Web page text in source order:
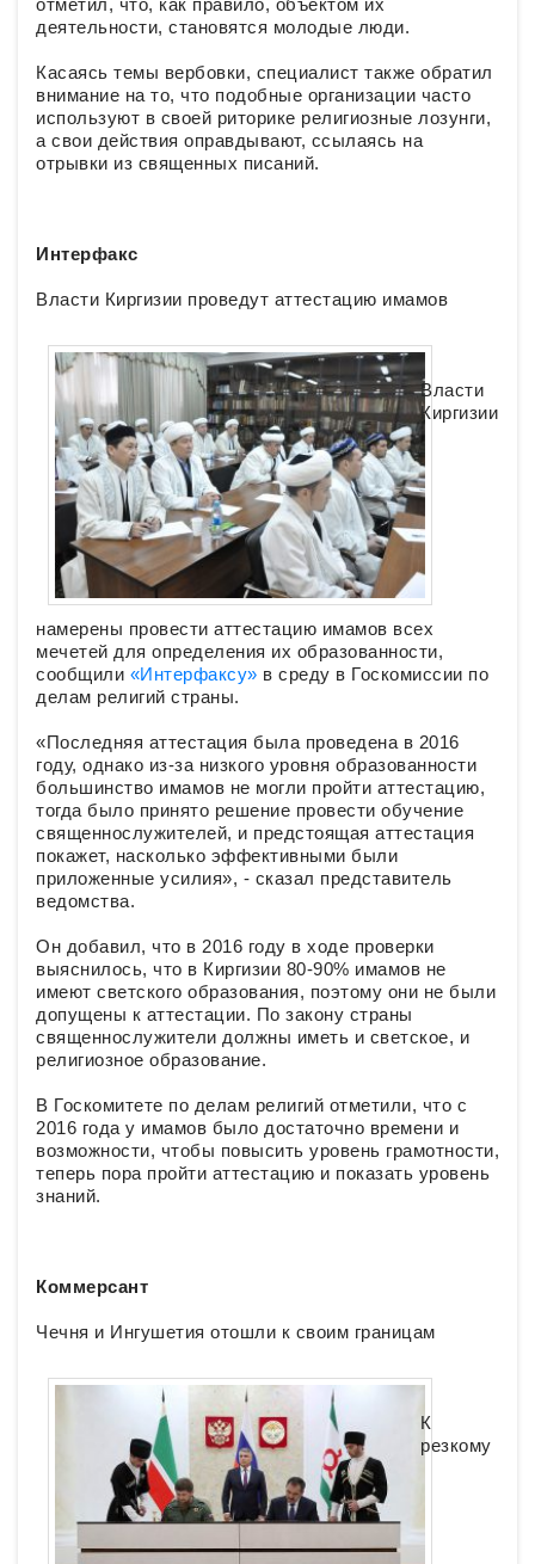
отметил, что, как правило, объектом их
деятельности, становятся молодые люди.
Касаясь темы вербовки, специалист также обратил
внимание на то, что подобные организации часто
используют в своей риторике религиозные лозунги,
а свои действия оправдывают, ссылаясь на
отрывки из священных писаний.
Интерфакс
Власти Киргизии проведут аттестацию имамов
Власти
Киргизии
намерены провести аттестацию имамов всех
мечетей для определения их образованности,
сообщили «Интерфаксу» в среду в Госкомиссии по
делам религий страны.
«Последняя аттестация была проведена в 2016
году, однако из-за низкого уровня образованности
большинство имамов не могли пройти аттестацию,
тогда было принято решение провести обучение
священнослужителей, и предстоящая аттестация
покажет, насколько эффективными были
приложенные усилия», - сказал представитель
ведомства.
Он добавил, что в 2016 году в ходе проверки
выяснилось, что в Киргизии 80-90% имамов не
имеют светского образования, поэтому они не были
допущены к аттестации. По закону страны
священнослужители должны иметь и светское, и
религиозное образование.
В Госкомитете по делам религий отметили, что с
2016 года у имамов было достаточно времени и
возможности, чтобы повысить уровень грамотности,
теперь пора пройти аттестацию и показать уровень
знаний.
Коммерсант
Чечня и Ингушетия отошли к своим границам
К
резкому